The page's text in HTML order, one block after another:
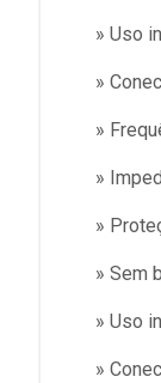
» Uso
»
»
»
»
» Sem
» Uso
»